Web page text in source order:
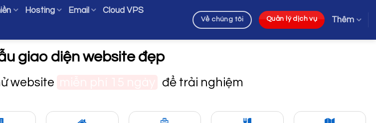
Hosting Email Cloud VPS
Về chúng tôi Quản lý dịch vụ Thêm
giao diện website đẹp
website để trải nghiệm